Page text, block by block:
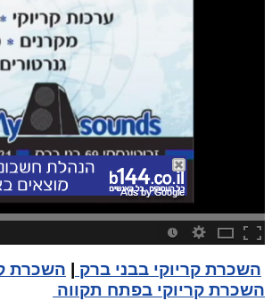
השכרת קריוקי בבני ברק השכרת
השכרת קריוקי בפתח תקווה